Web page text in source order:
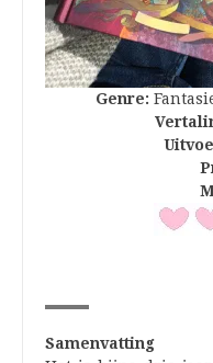
Genre:
Samenvatting